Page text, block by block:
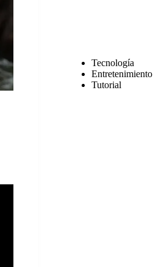
Tecnología
Entretenimiento
Tutorial